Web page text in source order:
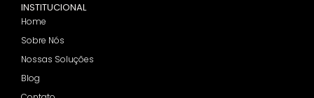
INSTITUCIONAL
Home
Sobre Nós
Nossas Soluções
Blog